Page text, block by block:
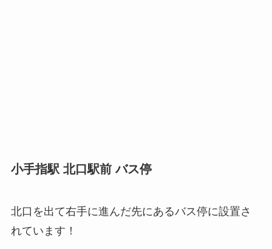
小手指駅 北口駅前 バス停
北口を出て右手に進んだ先にあるバス停に設置さ
れています！